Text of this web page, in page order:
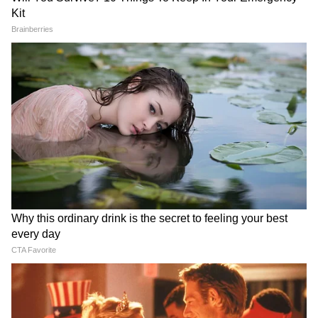
বৃহস্পতিবার শুরু ট্র্যাক অ্যান্ড ফিল্ড ইভেন্ট, কবে
লড়াইয়ে নামছেন নীরজ চোপড়া?
Lionel Messi: বিশ্বকাপের
মাঝেই আত্মঘাতী বোমায় মেসিকে
উড়িয়ে দেওয়ার ছক কষেছিল
জঙ্গিরা? প্রকাশ্যে বিস্ফোরক তথ্য
India vs Sri Lanka: প্রস্তুতি
ম্যাচে শ্রীলঙ্কার দাপট, প্রথম
দিনেই ব্যাকফুটে ভারত! জয়ের
সম্ভাবনা কতটা?
LATEST VIDEOS
Weight Loss Formula | এই ১টি ভুল
শুধরে নিন, ডায়েট ও ব্যায়াম ছাড়া ওজন
কমানো অসম্ভব!
এই ১০টি কথায় তুমুল হাততালি!, IIT Delhi-
তে PM Modi-র মাস্টারক্লাস!